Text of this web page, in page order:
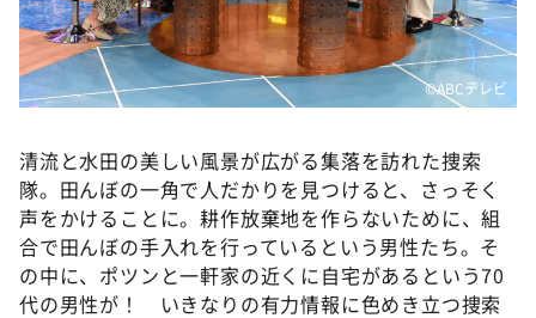
©️ABCテレビ
清流と水田の美しい風景が広がる集落を訪れた捜索
隊。田んぼの一角で人だかりを見つけると、さっそく
声をかけることに。耕作放棄地を作らないために、組
合で田んぼの手入れを行っているという男性たち。そ
の中に、ポツンと一軒家の近くに自宅があるという70
代の男性が！ いきなりの有力情報に色めき立つ捜索